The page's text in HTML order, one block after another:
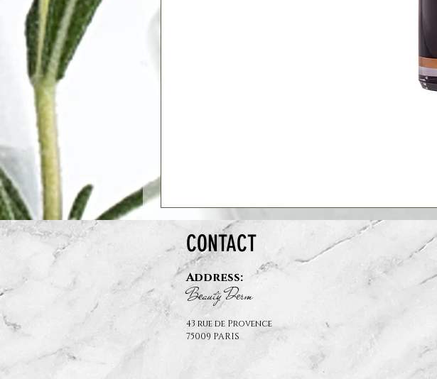
CONTACT
Address:
Beauty Derm
43 rue de Provence
75009 PARIS